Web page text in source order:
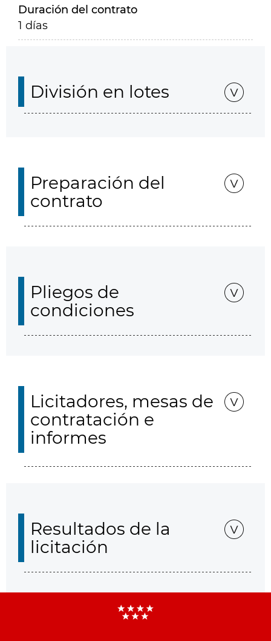
Duración del contrato
1 días
División en lotes
Preparación del
contrato
Pliegos de
condiciones
Licitadores, mesas de
contratación e
informes
Resultados de la
licitación